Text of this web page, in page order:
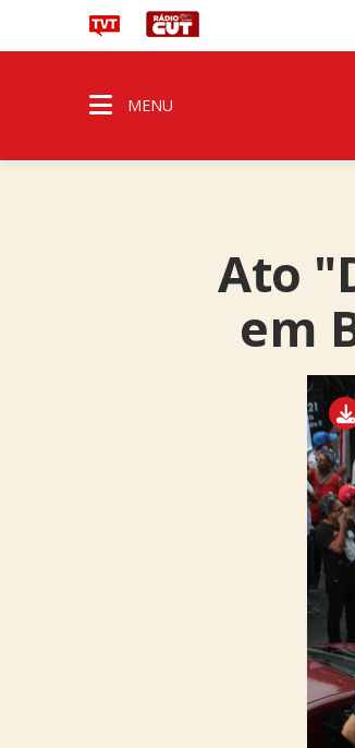
MENU
Ato
em